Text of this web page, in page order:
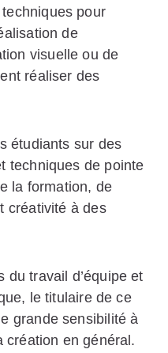
pour
de
visuelle ou de
réaliser des
étudiants sur des
techniques de pointe
la formation, de
créativité à des
du travail d’équipe et
le titulaire de ce
grande sensibilité à
création en général.